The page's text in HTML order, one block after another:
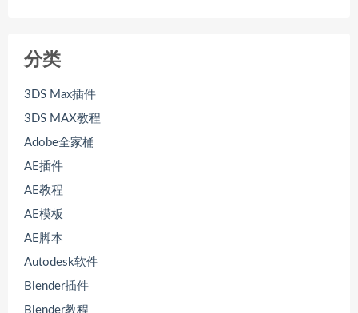
分类
3DS Max插件
3DS MAX教程
Adobe全家桶
AE插件
AE教程
AE模板
AE脚本
Autodesk软件
Blender插件
Blender教程